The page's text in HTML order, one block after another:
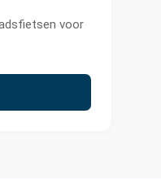
voor